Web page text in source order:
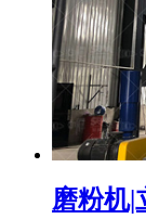
磨粉机|